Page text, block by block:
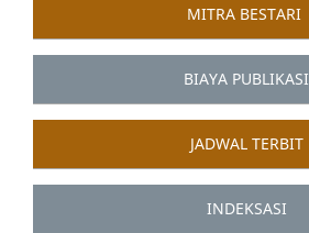
MITRA BESTARI
BIAYA PUBLIKASI
JADWAL TERBIT
INDEKSASI